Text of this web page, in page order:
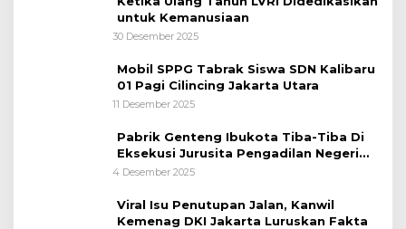
untuk Kemanusiaan
30 Desember 2025
Mobil SPPG Tabrak Siswa SDN Kalibaru
01 Pagi Cilincing Jakarta Utara
11 Desember 2025
Pabrik Genteng Ibukota Tiba-Tiba Di
Eksekusi Jurusita Pengadilan Negeri
Tangerang, Diduga Cacat Hukum Sejak
4 Desember 2025
Viral Isu Penutupan Jalan, Kanwil
Kemenag DKI Jakarta Luruskan Fakta